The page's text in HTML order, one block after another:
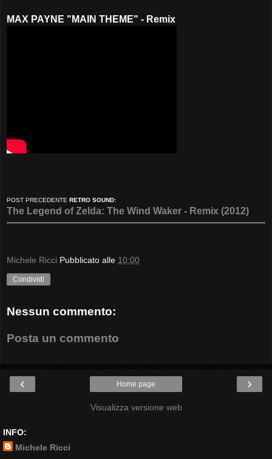
MAX PAYNE "MAIN THEME" - Remix
POST PRECEDENTE RETRO SOUND:
The Legend of Zelda: The Wind Waker - Remix (2012)
Michele Ricci Pubblicato alle 10:00
Condividi
Nessun commento:
Posta un commento
‹ ›
Home page
Visualizza versione web
INFO:
Michele Ricci